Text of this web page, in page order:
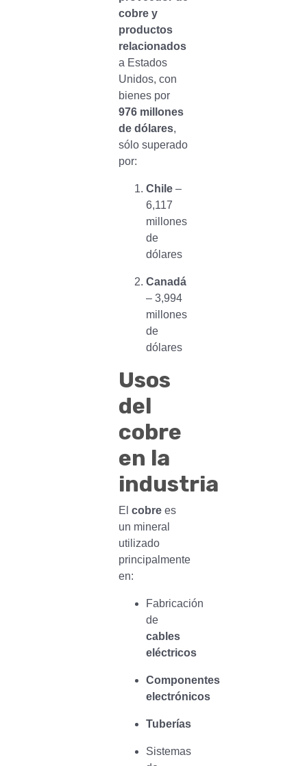
cobre y
productos
relacionados
a Estados
Unidos, con
bienes por
976 millones
de dólares,
sólo superado
por:
Chile–
6,117
millones
de
dólares
Canadá
– 3,994
millones
de
dólares
Usos
del
cobre
en la
industria
El cobrees
un mineral
utilizado
principalmente
en:
Fabricación
de
cables
eléctricos
Componentes
electrónicos
Tuberías
Sistemas